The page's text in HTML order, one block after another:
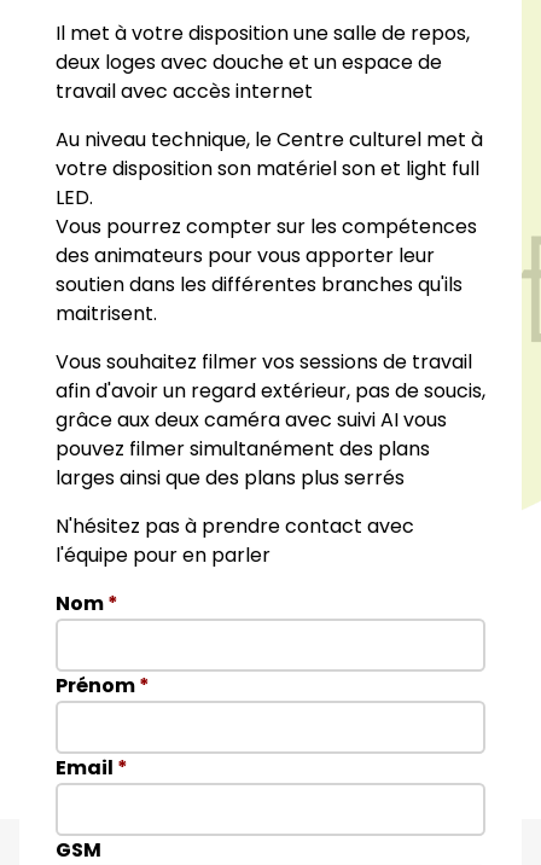
Il met à votre disposition une salle de repos,
deux loges avec douche et un espace de
travail avec accès internet
Au niveau technique, le Centre culturel met à
votre disposition son matériel son et light full
LED.
Vous pourrez compter sur les compétences
des animateurs pour vous apporter leur
soutien dans les différentes branches qu'ils
maitrisent.
Vous souhaitez filmer vos sessions de travail
afin d'avoir un regard extérieur, pas de soucis,
grâce aux deux caméra avec suivi AI vous
pouvez filmer simultanément des plans
larges ainsi que des plans plus serrés
N'hésitez pas à prendre contact avec
l'équipe pour en parler
Nom*
Prénom*
Email *
GSM